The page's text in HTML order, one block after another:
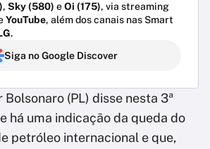
, Sky (580) eOi (175), via streaming
YouTube, além dos canais nas Smart
.
Siga no Google Discover
Bolsonaro (PL) disse nesta 3ª
há uma indicação da queda do
petróleo internacional e que,